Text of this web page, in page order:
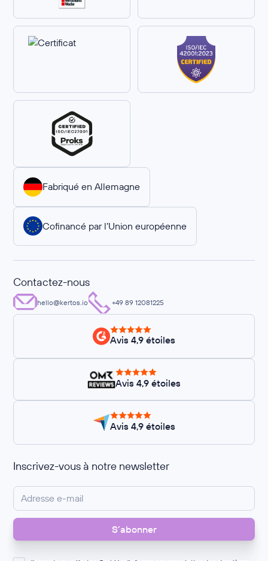
Fabriqué en Allemagne
Cofinancé par l’Union européenne
Contactez-nous
hello@kertos.io +49 89 12081225
Avis 4,9 étoiles
Avis 4,9 étoiles
Avis 4,9 étoiles
Inscrivez-vous à notre newsletter